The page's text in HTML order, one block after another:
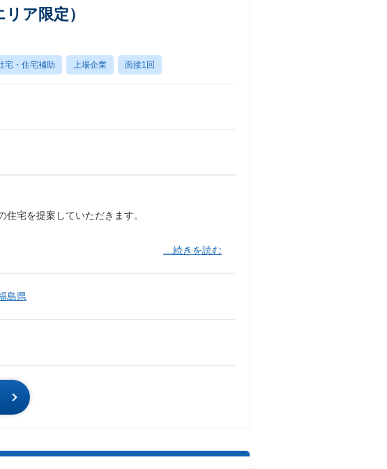
ア限定）
宅・住宅補助 上場企業 面接1回
宅を提案していただきます。
…続きを読む
島県